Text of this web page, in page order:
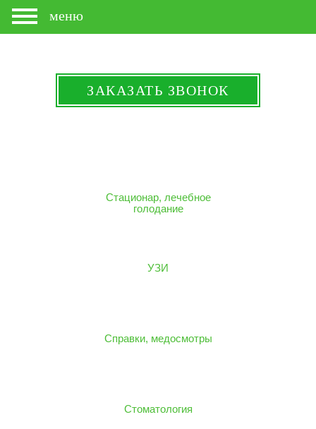
меню
ЗАКАЗАТЬ ЗВОНОК
Стационар, лечебное
голодание
УЗИ
Справки, медосмотры
Стоматология